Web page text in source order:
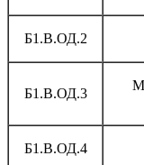
Б1.В.ОД.2
Б1.В.ОД.3
Б1.В.ОД.4